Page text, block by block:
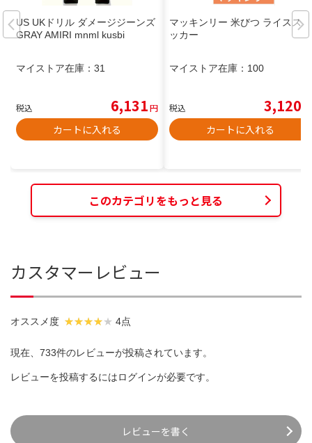
US UKドリル ダメージジーンズ
GRAY AMIRI mnml kusbi
マイストア在庫： 31
税込 6,131円
カートに入れる
マッキンリー 米びつ ライススト
ッカー
マイストア在庫： 100
税込 3,120
カートに入れる
このカテゴリをもっと見る
カスタマーレビュー
オススメ度 4点
現在、733件のレビューが投稿されています。
レビューを投稿するにはログインが必要です。
レビューを書く